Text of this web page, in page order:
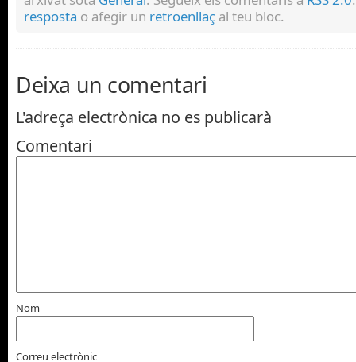
resposta o afegir un retroenllaç al teu bloc.
Deixa un comentari
L'adreça electrònica no es publicarà
Comentari
Nom
Correu electrònic